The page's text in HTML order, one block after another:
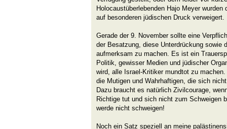
Holocaustüberlebenden Hajo Meyer wurden
auf besonderen jüdischen Druck verweigert.
Gerade der 9. November sollte eine
der Besatzung, diese Unterdrückung sowie
aufmerksam zu machen. Es ist ein
Politik, gewisser Medien und jüdischer
wird, alle Israel-Kritiker mundtot zu
die Mutigen und Wahrhaftigen, die sich
Dazu braucht es natürlich Zivilcourage,
Richtige tut und sich nicht zum Schweigen
werde nicht schweigen!
Noch ein Satz speziell an meine